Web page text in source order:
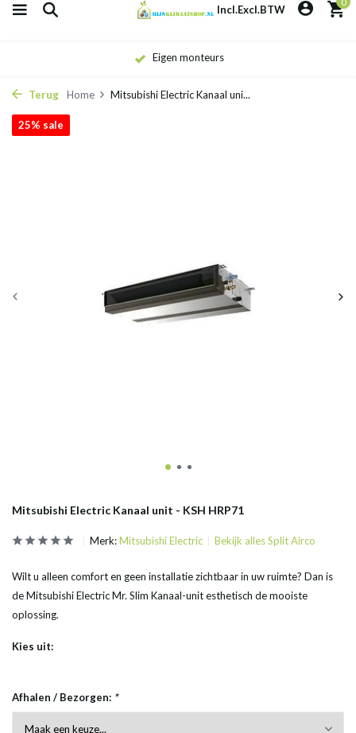
Incl.Excl.BTW
Eigen monteurs
Terug Home Mitsubishi Electric Kanaal uni...
Mitsubishi Electric Kanaal unit - KSH HRP71
25% sale
Merk:Mitsubishi Electric Bekijk alles Split Airco
Wilt u alleen comfort en geen installatie zichtbaar in uw ruimte? Dan is
de Mitsubishi Electric Mr. Slim Kanaal-unit esthetisch de mooiste
oplossing.
Kies uit:
Afhalen / Bezorgen: *